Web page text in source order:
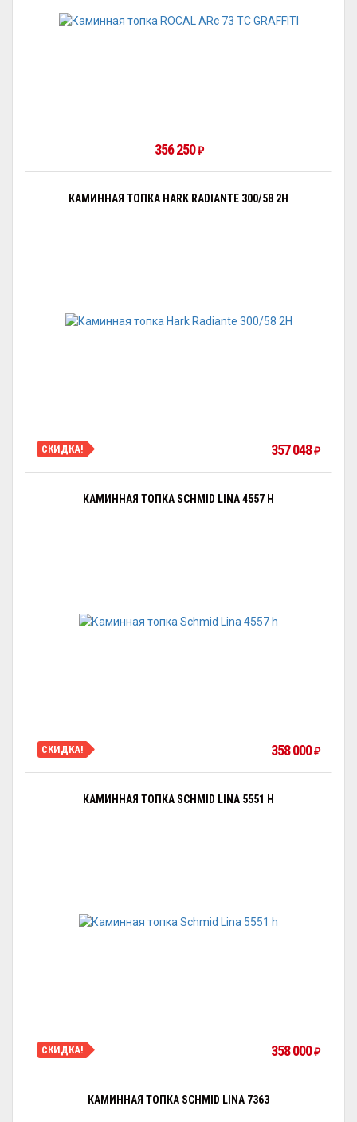
356 250 ₽
КАМИННАЯ ТОПКА HARK RADIANTE 300/58 2H
СКИДКА! 357 048 ₽
КАМИННАЯ ТОПКА SCHMID LINA 4557 H
СКИДКА! 358 000 ₽
КАМИННАЯ ТОПКА SCHMID LINA 5551 H
СКИДКА! 358 000 ₽
КАМИННАЯ ТОПКА SCHMID LINA 7363